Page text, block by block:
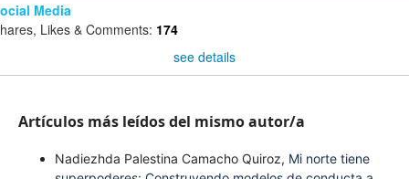
Media
Likes & Comments: 174
see details
Artículos más leídos del mismo autor/a
Nadiezhda Palestina Camacho Quiroz, Mi norte tiene